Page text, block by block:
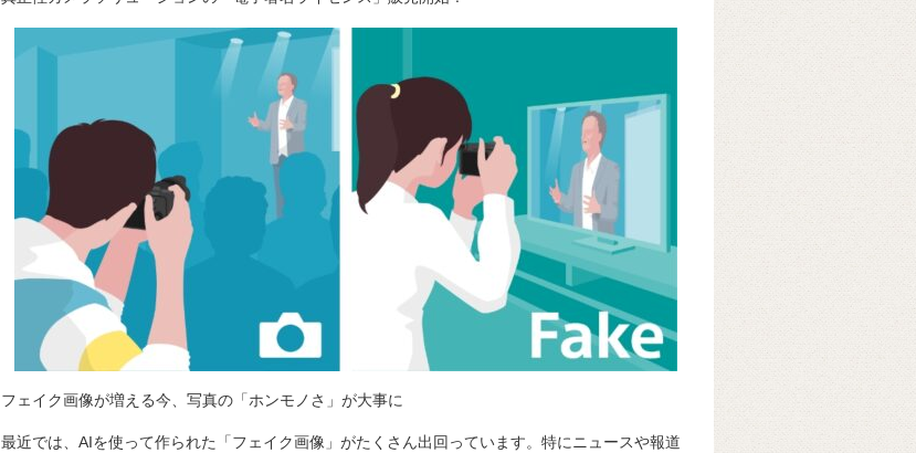
c
e
o
o
k
e
e
a
e
ail d
t
ck e
y
er
フェイク画像が増える今、写真の「ホンモノさ」が大事に
最近では、AIを使って作られた「フェイク画像」がたくさん出回っています。特にニュースや報道